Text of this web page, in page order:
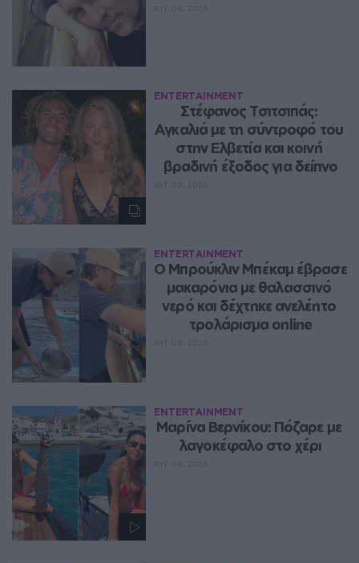
ENTERTAINMENT
Στέφανος Τσιτσιπάς:
Αγκαλιά με τη σύντροφό του
στην Ελβετία και κοινή
βραδινή έξοδος για δείπνο
ENTERTAINMENT
Ο Μπρούκλιν Μπέκαμ έβρασε
μακαρόνια με θαλασσινό
νερό και δέχτηκε ανελέητο
τρολάρισμα online
ENTERTAINMENT
Μαρίνα Βερνίκου: Πόζαρε με
λαγοκέφαλο στο χέρι